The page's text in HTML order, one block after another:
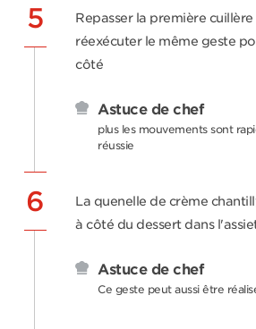
5
Repasser la première
réexécuter le même geste
côté
Astuce de chef
plus les mouvements sont
réussie
6
La quenelle de crème
à côté du dessert dans
Astuce de chef
Ce geste peut aussi être